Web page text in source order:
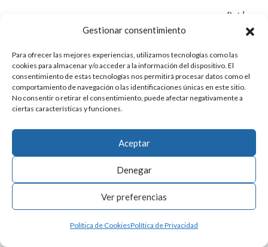
Gestionar consentimiento
Para ofrecer las mejores experiencias, utilizamos tecnologías como las
cookies para almacenar y/o acceder a la información del dispositivo. El
consentimiento de estas tecnologías nos permitirá procesar datos como el
comportamiento de navegación o las identificaciones únicas en este sitio.
No consentir o retirar el consentimiento, puede afectar negativamente a
ciertas características y funciones.
Aceptar
Denegar
Ver preferencias
Política de CookiesPolítica de Privacidad
Reply
Elena Laka
2020-06-04
El impuesto grava la adquisición de bienes por
causante, y deben presentarlo los herederos
teniendo en cuenta el valor de los bienes y
derechos que cada uno haya recibido.